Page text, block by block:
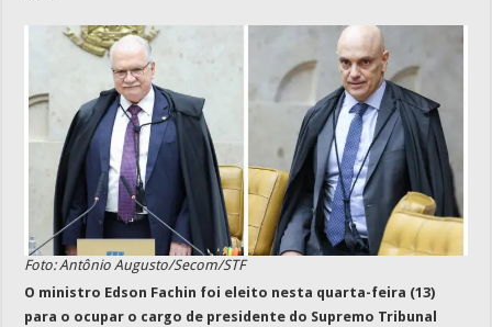
Foto: Antônio Augusto/Secom/STF
O ministro Edson Fachin foi eleito nesta quarta-feira (13)
para o ocupar o cargo de presidente do Supremo Tribunal